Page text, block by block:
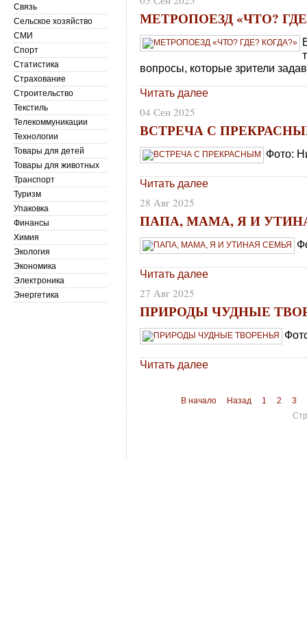
МЕТРОПОЕЗД «ЧТО?
вопросы, которые зрители
Читать далее
04 Сен 2025
ВСТРЕЧА С
Фото:
Читать далее
28 Авг 2025
ПАПА, МАМА, Я И
Читать далее
27 Авг 2025
ПРИРОДЫ ЧУДНЫЕ
Читать далее
В начало Назад 1 2
3
Связь
Сельское хозяйство
СМИ
Спорт
Статистика
Страхование
Строительство
Текстиль
Телекоммуникации
Технологии
Товары для детей
Товары для животных
Транспорт
Туризм
Упаковка
Финансы
Химия
Экология
Экономика
Электроника
Энергетика